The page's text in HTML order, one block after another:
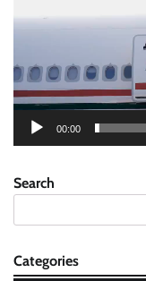
00:00
Search
Categories